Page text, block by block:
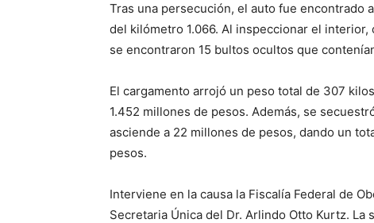
Tras una persecución, el auto fue encontrado
del kilómetro 1.066. Al inspeccionar el interior,
se encontraron 15 bultos ocultos que
El cargamento arrojó un peso total de 307
1.452 millones de pesos. Además, se
asciende a 22 millones de pesos, dando un
pesos.
Interviene en la causa la Fiscalía Federal de
Secretaria Única del Dr. Arlindo Otto Kurtz.